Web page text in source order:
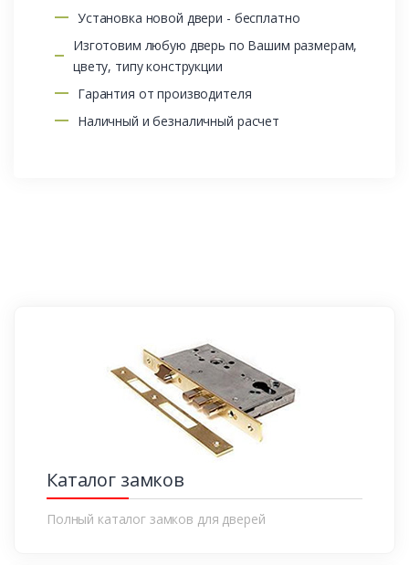
Установка новой двери - бесплатно
Изготовим любую дверь по Вашим размерам,
цвету, типу конструкции
Гарантия от производителя
Наличный и безналичный расчет
Каталог замков
Полный каталог замков для дверей